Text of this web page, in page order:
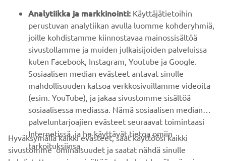
YAMAHA MUUALLA
ASIAKASTUKI
UUTISKIRJE
Ole ensimmäinen, joka kuulee uusimmista tarjouksista,
erikoistapahtumista, uusista julkaisuista ja paljon muuta...
TILAA
Analytiikka ja markkinointi: Käyttäjätietoihin
perustuvan analytiikan avulla luomme kohderyhmiä,
joille kohdistamme kiinnostavaa mainossisältöä
sivustollamme ja muiden julkaisijoiden palveluissa
kuten Facebook, Instagram, Youtube ja Google.
Sosiaalisen median evästeet antavat sinulle
mahdollisuuden katsoa verkkosivuillamme videoita
(esim. YouTube), ja jakaa sivustomme sisältöä
sosiaalisessa mediassa. Nämä sosiaalisen median
palveluntarjoajien evästeet seuraavat toimintaasi
Internetissä, ja he käyttävät tietoa omiin
tarkoituksiinsa.
Hyväksymällä kaikki evästeet, saat käyttöösi kaikki
sivustomme ominaisuudet ja saatat nähdä sinulle